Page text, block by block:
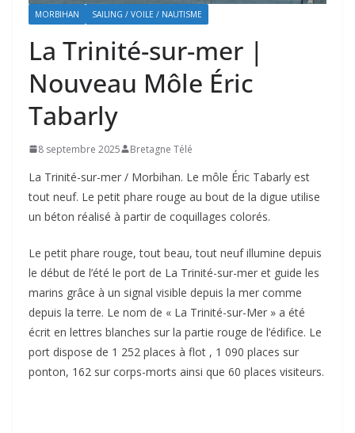
MORBIHAN SAILING / VOILE / NAUTISME
La Trinité-sur-mer |
Nouveau Môle Éric
Tabarly
8 septembre 2025 Bretagne Télé
La Trinité-sur-mer / Morbihan. Le môle Éric Tabarly est
tout neuf. Le petit phare rouge au bout de la digue utilise
un béton réalisé à partir de coquillages colorés.
Le petit phare rouge, tout beau, tout neuf illumine depuis
le début de l’été le port de La Trinité-sur-mer et guide les
marins grâce à un signal visible depuis la mer comme
depuis la terre. Le nom de « La Trinité-sur-Mer » a été
écrit en lettres blanches sur la partie rouge de l’édifice. Le
port dispose de 1 252 places à flot , 1 090 places sur
ponton, 162 sur corps-morts ainsi que 60 places visiteurs.